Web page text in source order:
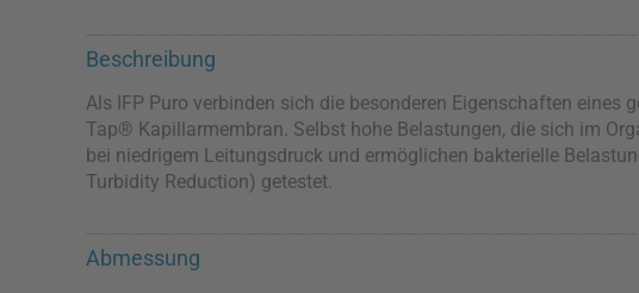
Beschreibung
Als IFP Puro verbinden sich die besonderen Eigenschaften
Tap® Kapillarmembran. Selbst hohe Belastungen, die sich im
bei niedrigem Leitungsdruck und ermöglichen bakterielle
Turbidity Reduction) getestet.
Abmessung